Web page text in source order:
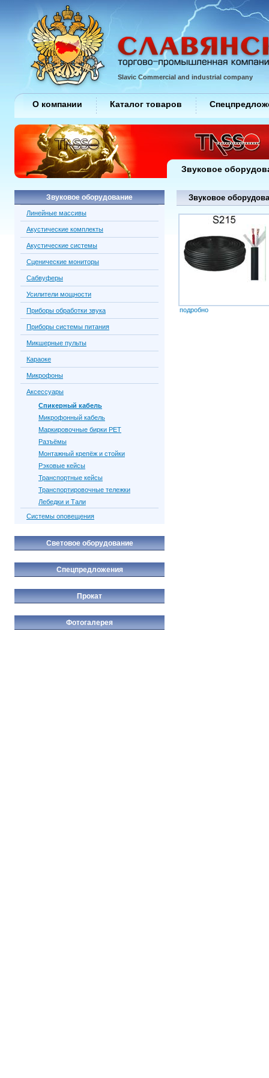
Звуковое
подробно
Звуковое оборудование
Линейные массивы
Акустические комплекты
Акустические системы
Сценические мониторы
Сабвуферы
Усилители мощности
Приборы обработки звука
Приборы системы питания
Микшерные пульты
Караоке
Микрофоны
Аксессуары
Спикерный кабель
Микрофонный кабель
Маркировочные бирки PET
Разъёмы
Монтажный крепёж и стойки
Рэковые кейсы
Транспортные кейсы
Транспортировочные тележки
Лебедки и Тали
Системы оповещения
Световое оборудование
Спецпредложения
Прокат
Фотогалерея
Slavic Commercial and industrial company
О компании Каталог товаров
Звуковое